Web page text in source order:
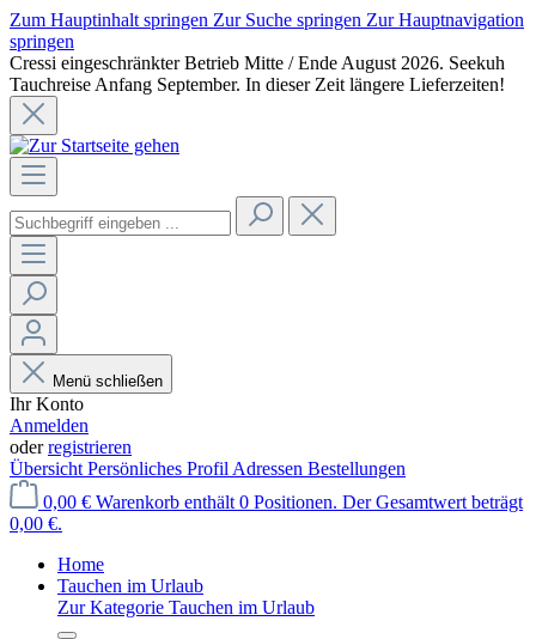
Zum Hauptinhalt springen Zur Suche springen Zur Hauptnavigation
springen
Cressi eingeschränkter Betrieb Mitte / Ende August 2026. Seekuh
Tauchreise Anfang September. In dieser Zeit längere Lieferzeiten!
Menü schließen
Ihr Konto
Anmelden
oderregistrieren
Übersicht Persönliches Profil Adressen Bestellungen
0,00 € Warenkorb enthält 0 Positionen. Der Gesamtwert beträgt
0,00 €.
Home
Tauchen im Urlaub
Zur Kategorie Tauchen im Urlaub